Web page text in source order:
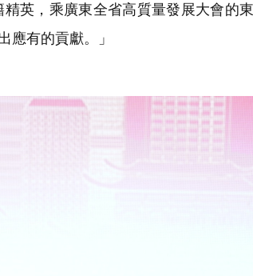
英，乘廣東全省高質量發展大會的
應有的貢獻。」